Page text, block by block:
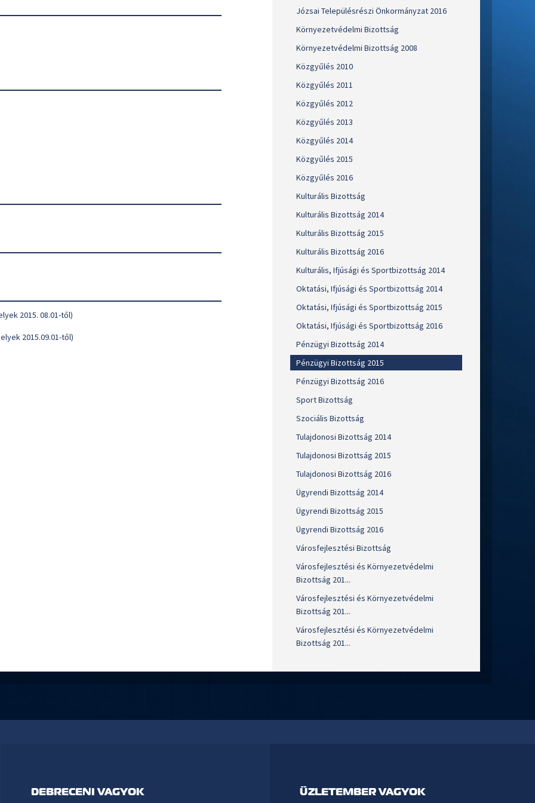
2015. 08.01-től)
2015.09.01-től)
Józsai Településrészi Önkormányzat 2016
Környezetvédelmi Bizottság
Környezetvédelmi Bizottság 2008
Közgyűlés 2010
Közgyűlés 2011
Közgyűlés 2012
Közgyűlés 2013
Közgyűlés 2014
Közgyűlés 2015
Közgyűlés 2016
Kulturális Bizottság
Kulturális Bizottság 2014
Kulturális Bizottság 2015
Kulturális Bizottság 2016
Kulturális, Ifjúsági és Sportbizottság 2014
Oktatási, Ifjúsági és Sportbizottság 2014
Oktatási, Ifjúsági és Sportbizottság 2015
Oktatási, Ifjúsági és Sportbizottság 2016
Pénzügyi Bizottság 2014
Pénzügyi Bizottság 2015
Pénzügyi Bizottság 2016
Sport Bizottság
Szociális Bizottság
Tulajdonosi Bizottság 2014
Tulajdonosi Bizottság 2015
Tulajdonosi Bizottság 2016
Ügyrendi Bizottság 2014
Ügyrendi Bizottság 2015
Ügyrendi Bizottság 2016
Városfejlesztési Bizottság
Városfejlesztési és Környezetvédelmi
Bizottság 201...
Városfejlesztési és Környezetvédelmi
Bizottság 201...
Városfejlesztési és Környezetvédelmi
Bizottság 201...
DEBRECENI VAGYOK ÜZLETEMBER VAGYOK